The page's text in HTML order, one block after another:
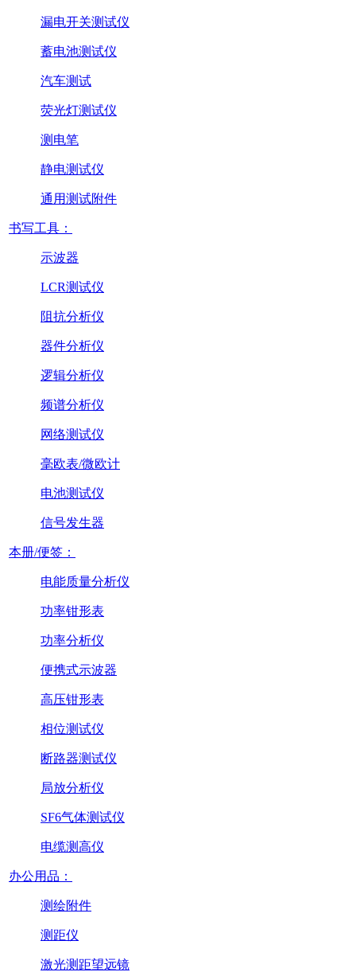
漏电开关测试仪
蓄电池测试仪
汽车测试
荧光灯测试仪
测电笔
静电测试仪
通用测试附件
书写工具：
示波器
LCR测试仪
阻抗分析仪
器件分析仪
逻辑分析仪
频谱分析仪
网络测试仪
毫欧表/微欧计
电池测试仪
信号发生器
本册/便签：
电能质量分析仪
功率钳形表
功率分析仪
便携式示波器
高压钳形表
相位测试仪
断路器测试仪
局放分析仪
SF6气体测试仪
电缆测高仪
办公用品：
测绘附件
测距仪
激光测距望远镜